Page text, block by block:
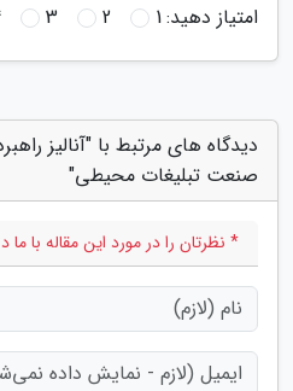
امتیاز دهید:1
2
3
دیدگاه های مرتبط با "آنالیز
صنعت تبلیغات محیطی"
* نظرتان را در مورد این مقاله با ما